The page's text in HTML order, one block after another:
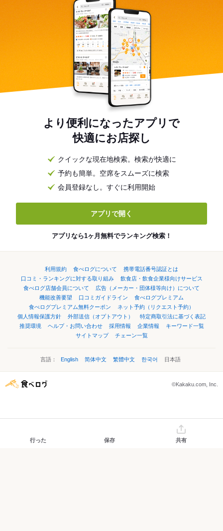
より便利になったアプリで
快適にお店探し
クイックな現在地検索。検索が快適に
予約も簡単。空席をスムーズに検索
会員登録なし。すぐに利用開始
アプリで開く
アプリなら1ヶ月無料でランキング検索！
利用規約 食べログについて
携帯電話番号認証とは
口コミ・ランキングに対する取り組み
飲食店・飲食企業様向けサービス
食べログ店舗会員について
広告（メーカー・団体様等向け）について
機能改善要望
口コミガイドライン
食べログプレミアム
食べログプレミアム無料クーポン
ネット予約（リクエスト予約）
個人情報保護方針
外部送信（オプトアウト）
特定商取引法に基づく表記
推奨環境
ヘルプ・お問い合わせ 採用情報 企業情報
キーワード一覧
サイトマップ
チェーン一覧
言語： English 简体中文 繁體中文 한국어 日本語
©Kakaku.com, Inc.
行った 保存 共有